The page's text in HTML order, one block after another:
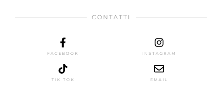
CONTATTI
FACEBOOK INSTAGRAM
TIK TOK EMAIL